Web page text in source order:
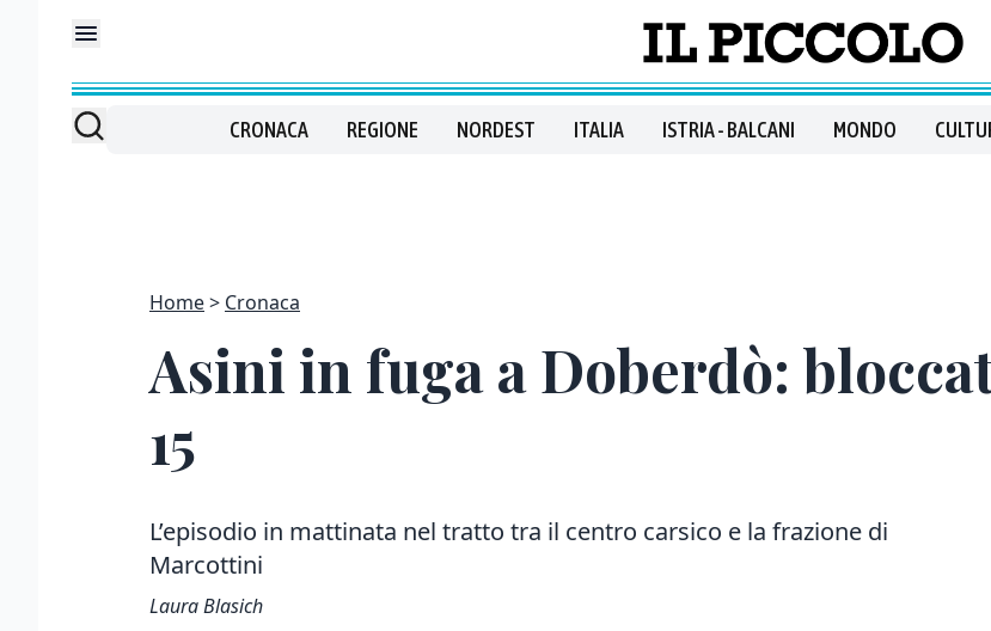
CRONACA REGIONE NORDEST ITALIA ISTRIA - BALCANI MONDO
Home Cronaca
Asini in fuga a Doberdò:
15
L’episodio in mattinata nel tratto tra il centro carsico e la frazione di
Marcottini
Laura Blasich